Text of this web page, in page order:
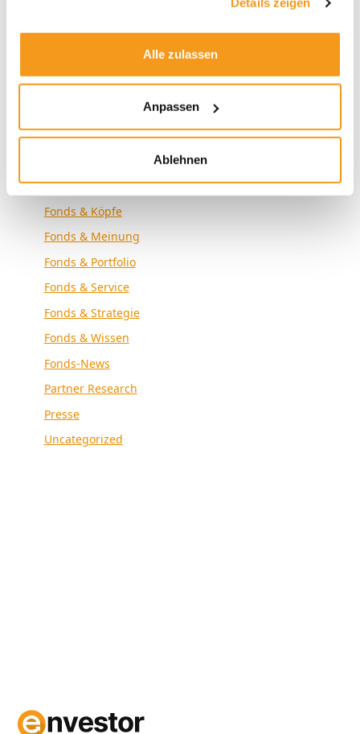
Alle zulassen
Anpassen
Ablehnen
Envestor Know-how
Envestor Research
Fonds & Altersvorsorge
Fonds & Community
Fonds & Köpfe
Fonds & Meinung
Fonds & Portfolio
Fonds & Service
Fonds & Strategie
Fonds & Wissen
Fonds-News
Partner Research
Presse
Uncategorized